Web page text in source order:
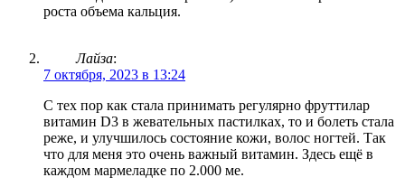
роста объема кальция.
Лайза:
7 октября, 2023 в 13:24
С тех пор как стала принимать регулярно фруттилар
витамин D3 в жевательных пастилках, то и болеть стала
реже, и улучшилось состояние кожи, волос ногтей. Так
что для меня это очень важный витамин. Здесь ещё в
каждом мармеладке по 2.000 ме.